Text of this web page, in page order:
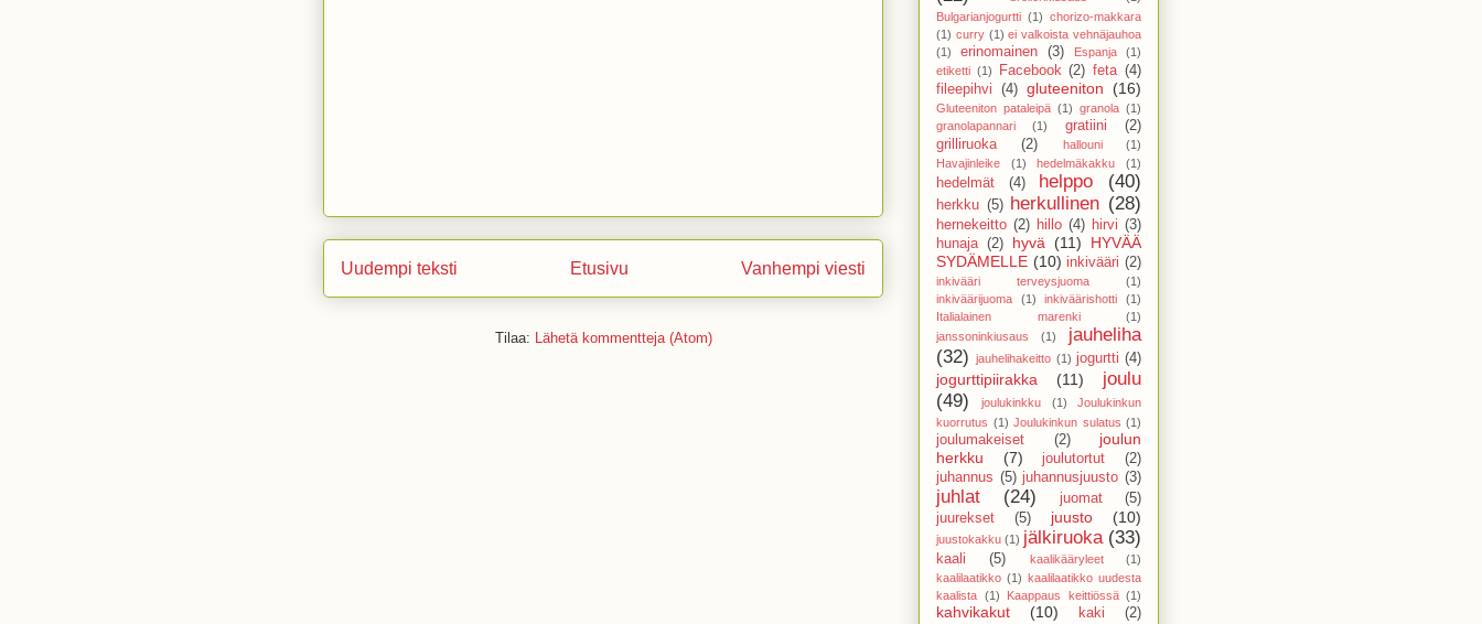
Uudempi teksti Vanhempi viesti
Etusivu
Tilaa: Lähetä kommentteja (Atom)
Bulgarianjogurtti (1) chorizo-makkara
(1) curry (1) ei valkoista vehnäjauhoa
(1)
erinomainen (3) Espanja
(1)
etiketti (1) Facebook (2) feta (4)
fileepihvi
(4) gluteeniton (16)
Gluteeniton pataleipä (1) granola (1)
granolapannari
(1) gratiini
(2)
grilliruoka
(2) hallouni
(1)
Havajinleike
(1) hedelmäkakku (1)
hedelmät (4) helppo (40)
herkku (5) herkullinen (28)
hernekeitto (2) hillo (4) hirvi (3)
hunaja (2) hyvä (11)
HYVÄÄ
SYDÄMELLE (10) inkivääri (2)
inkivääri terveysjuoma
(1)
inkiväärijuoma
(1) inkiväärishotti
(1)
Italialainen marenki
(1)
janssoninkiusaus
(1)
jauheliha
(32)
jauhelihakeitto (1) jogurtti (4)
jogurttipiirakka (11)
joulu
(49)
joulukinkku (1)
Joulukinkun
kuorrutus (1) Joulukinkun sulatus (1)
joulumakeiset (2)
joulun
herkku
(7) joulutortut
(2)
juhannus (5) juhannusjuusto (3)
juhlat (24) juomat
(5)
juurekset
(5) juusto (10)
juustokakku (1) jälkiruoka (33)
kaali (5) kaalikääryleet
(1)
kaalilaatikko (1) kaalilaatikko uudesta
kaalista (1) Kaappaus keittiössä (1)
kahvikakut (10) kaki
(2)